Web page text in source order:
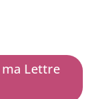
Lettre